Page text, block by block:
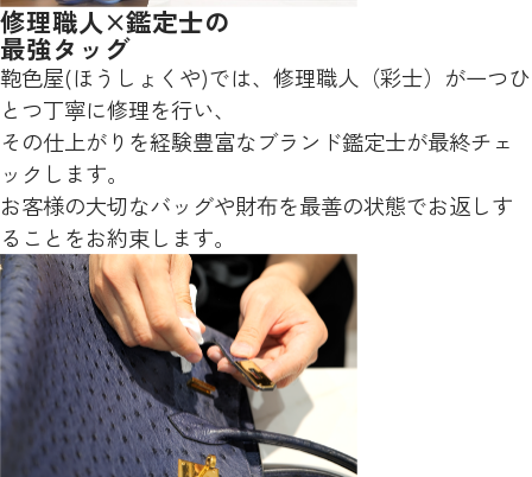
修理職人×鑑定士の
最強タッグ
鞄色屋(ほうしょくや)では、修理職人（彩士）が一つひ
とつ丁寧に修理を行い、
その仕上がりを経験豊富なブランド鑑定士が最終チェ
ックします。
お客様の大切なバッグや財布を最善の状態でお返しす
ることをお約束します。